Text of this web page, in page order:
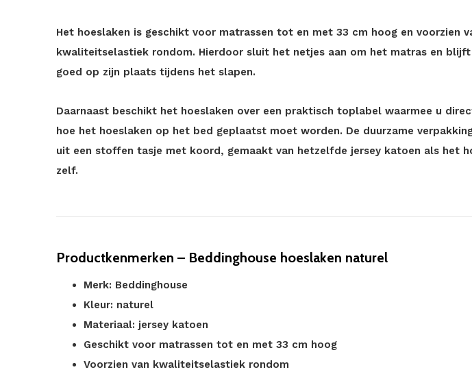
Het hoeslaken is geschikt voor matrassen tot en met 33 cm hoog en voorzien
kwaliteitselastiek rondom. Hierdoor sluit het netjes aan om het matras en
goed op zijn plaats tijdens het slapen.
Daarnaast beschikt het hoeslaken over een praktisch toplabel waarmee u
hoe het hoeslaken op het bed geplaatst moet worden. De duurzame
uit een stoffen tasje met koord, gemaakt van hetzelfde jersey katoen als het
zelf.
Productkenmerken – Beddinghouse hoeslaken naturel
Merk: Beddinghouse
Kleur: naturel
Materiaal: jersey katoen
Geschikt voor matrassen tot en met 33 cm hoog
Voorzien van kwaliteitselastiek rondom